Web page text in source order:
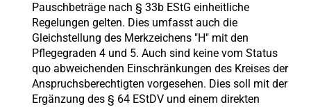
Pauschbeträge nach § 33b EStG einheitliche
Regelungen gelten. Dies umfasst auch die
Gleichstellung des Merkzeichens "H" mit den
Pflegegraden 4 und 5. Auch sind keine vom Status
quo abweichenden Einschränkungen des Kreises der
Anspruchsberechtigten vorgesehen. Dies soll mit der
Ergänzung des § 64 EStDV und einem direkten